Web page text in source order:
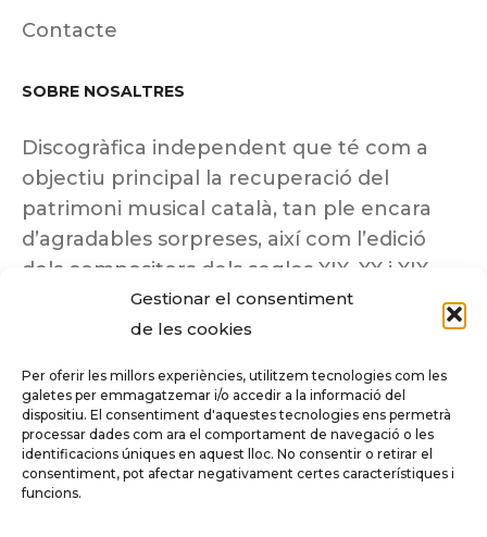
Gestionar el consentiment
de les cookies
Per oferir les millors experiències, utilitzem tecnologies com les
galetes per emmagatzemar i/o accedir a la informació del
dispositiu. El consentiment d'aquestes tecnologies ens permetrà
processar dades com ara el comportament de navegació o les
identificacions úniques en aquest lloc. No consentir o retirar el
consentiment, pot afectar negativament certes característiques i
funcions.
Contacte
SOBRE NOSALTRES
Discogràfica independent que té com a
objectiu principal la recuperació del
patrimoni musical català, tan ple encara
d’agradables sorpreses, així com l’edició
dels compositors dels segles XIX, XX i XIX
insuficientment coneguts.
Tots els drets reservats a ©Columna
Música.